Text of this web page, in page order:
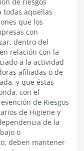
todas aquellas
que los
con
dentro del
relación con la
a la actividad
afiliadas o de
y que éstas
con el
de Riesgos
de Higiene y
de la
o
deben mantener